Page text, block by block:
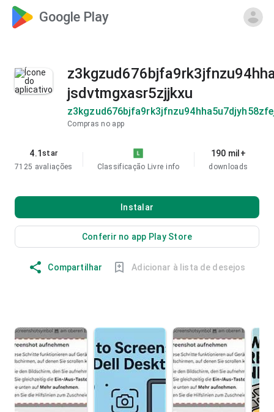
Google Play
jsdvtmgxasr5zjjkxu
Compras no app
4.1star
7125 avaliações
Classificação Livre info
190 mil+
downloads
Instalar
Conferir no app Play Store
Compartilhar Adicionar à lista de desejos